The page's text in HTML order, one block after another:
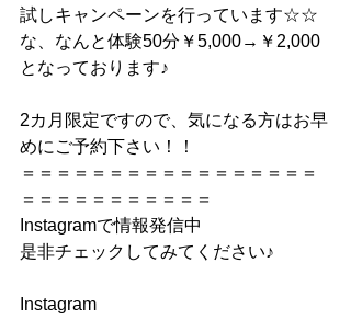
試しキャンペーンを行っています☆☆
な、なんと体験50分￥5,000→￥2,000
となっております♪
2カ月限定ですので、気になる方はお早
めにご予約下さい！！
＝＝＝＝＝＝＝＝＝＝＝＝＝＝＝＝＝
＝＝＝＝＝＝＝＝＝＝＝
Instagramで情報発信中
是非チェックしてみてください♪
Instagram